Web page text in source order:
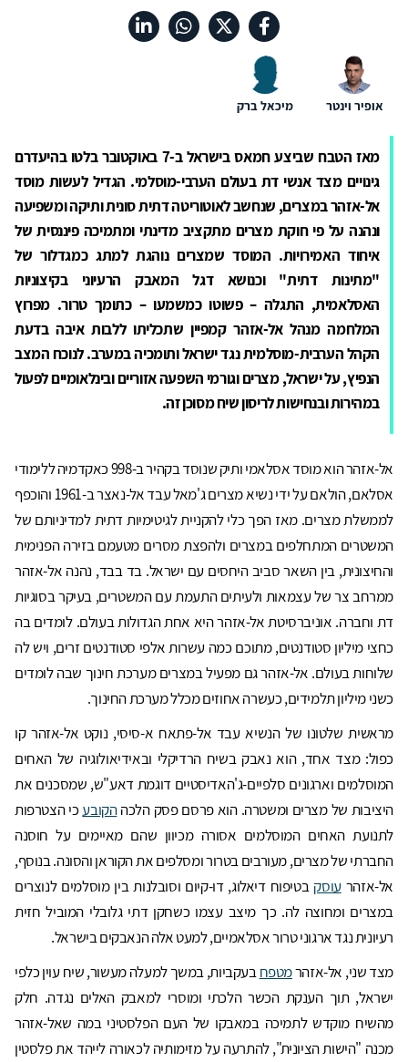
אופיר וינטר מיכאל ברק
מאז הטבח שביצע חמאס בישראל
ב-7 באוקטובר בלטו בהיעדרם
גינויים מצד אנשי דת בעולם הערבי-מוסלמי. הגדיל לעשות מוסד
אל-אזהר במצרים, שנחשב לאוטוריטה דתית סונית ותיקה ומשפיעה
ונהנה על פי חוקת מצרים מתקציב מדינתי ומתמיכה פיננסית של
איחוד האמירויות. המוסד שמצרים נוהגת למתג כמגדלור של
"מתינות דתית" וכנושא דגל המאבק הרעיוני בקיצוניות
האסלאמית, התגלה – פשוטו כמשמעו – כתומך טרור. מפרוץ
המלחמה מנהל אל-אזהר קמפיין שתכליתו ללבות איבה בדעת
הקהל הערבית-מוסלמית נגד ישראל ותומכיה במערב. לנוכח המצב
הנפיץ, על ישראל, מצרים וגורמי השפעה אזוריים ובינלאומיים לפעול
במהירות ובנחישות לריסון שיח מסוכן זה.
אל-אזהר הוא מוסד אסלאמי ותיק שנוסד בקהיר ב-998 כאקדמיה ללימודי
אסלאם, הולאם על ידי נשיא מצרים ג'מאל עבד אל-נאצר ב-1961 והוכפף
לממשלת מצרים. מאז הפך כלי להקניית לגיטימיות דתית למדיניותם של
המשטרים המתחלפים במצרים ולהפצת מסרים מטעמם בזירה הפנימית
והחיצונית, בין השאר סביב היחסים עם ישראל. בד בבד, נהנה אל-אזהר
ממרחב צר של עצמאות ולעיתים התעמת עם המשטרים, בעיקר בסוגיות
דת וחברה. אוניברסיטת אל-אזהר היא אחת הגדולות בעולם. לומדים בה
כחצי מיליון סטודנטים, מתוכם כמה עשרות אלפי סטודנטים זרים, ויש לה
שלוחות בעולם. אל-אזהר גם מפעיל במצרים מערכת חינוך שבה לומדים
כשני מיליון תלמידים, כעשרה אחוזים מכלל מערכת החינוך.
מראשית שלטונו של הנשיא עבד אל-פתאח א-סיסי, נוקט אל-אזהר קו
כפול: מצד אחד, הוא נאבק בשיח הרדיקלי ובאידיאולוגיה של האחים
המוסלמים וארגונים סלפיים-ג'האדיסטיים דוגמת דאע"ש, שמסכנים את
היציבות של מצרים ומשטרה. הוא פרסם פסק הלכההקובעכי הצטרפות
לתנועת האחים המוסלמים אסורה מכיוון שהם מאיימים על חוסנה
החברתי של מצרים, מעורבים בטרור ומסלפים את הקוראן והסונה. בנוסף,
אל-אזהרעוסק בטיפוח דיאלוג, דו-קיום וסובלנות בין מוסלמים לנוצרים
במצרים ומחוצה לה. כך מיצב עצמו כשחקן דתי גלובלי המוביל חזית
רעיונית נגד ארגוני טרור אסלאמיים, למעט אלה הנאבקים בישראל.
מצד שני, אל-אזהרמטפחבעקביות, במשך למעלה מעשור, שיח עוין כלפי
ישראל, תוך הענקת הכשר הלכתי ומוסרי למאבק האלים נגדה. חלק
מהשיח מוקדש לתמיכה במאבקו של העם הפלסטיני במה שאל-אזהר
מכנה "הישות הציונית", להתרעה על מזימותיה לכאורה לייהד את פלסטין